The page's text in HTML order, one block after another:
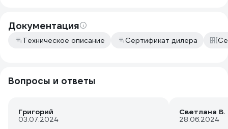
Документация
Техническое описание Сертификат дилера
Вопросы и ответы
Григорий
03.07.2024
Светлана В.
28.06.2024